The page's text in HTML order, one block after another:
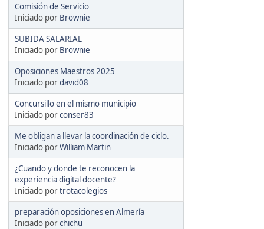
Comisión de Servicio
Iniciado por Brownie
SUBIDA SALARIAL
Iniciado por Brownie
Oposiciones Maestros 2025
Iniciado pordavid08
Concursillo en el mismo municipio
Iniciado porconser83
Me obligan a llevar la coordinación de ciclo.
Iniciado porWilliam Martin
¿Cuando y donde te reconocen la
experiencia digital docente?
Iniciado portrotacolegios
preparación oposiciones en Almería
Iniciado porchichu